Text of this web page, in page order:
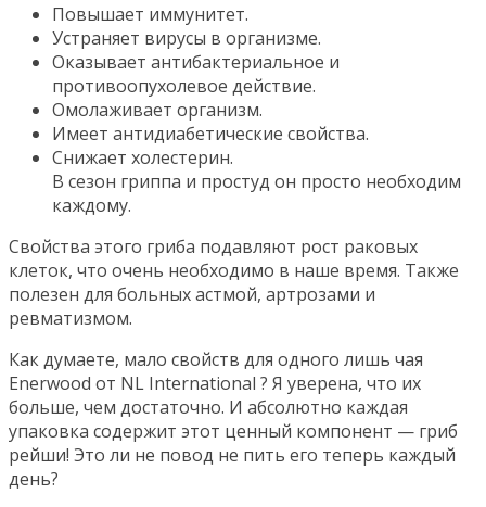
Повышает иммунитет.
Устраняет вирусы в организме.
Оказывает антибактериальное и
противоопухолевое действие.
Омолаживает организм.
Имеет антидиабетические свойства.
Снижает холестерин.
В сезон гриппа и простуд он просто необходим
каждому.
Свойства этого гриба подавляют рост раковых
клеток, что очень необходимо в наше время. Также
полезен для больных астмой, артрозами и
ревматизмом.
Как думаете, мало свойств для одного лишь чая
Enerwood от NL International ? Я уверена, что их
больше, чем достаточно. И абсолютно каждая
упаковка содержит этот ценный компонент — гриб
рейши! Это ли не повод не пить его теперь каждый
день?